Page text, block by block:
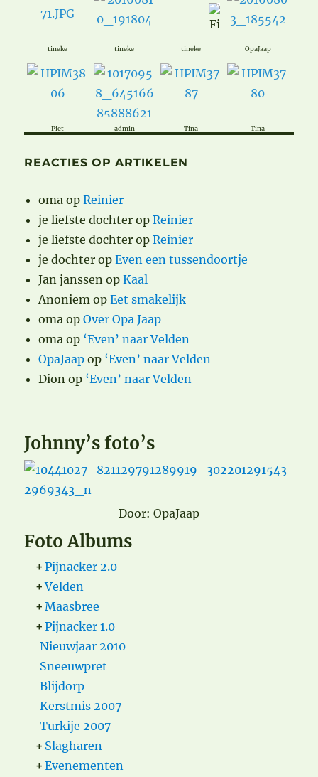
tineke tineke tineke OpaJaap
Piet admin Tina Tina
REACTIES OP ARTIKELEN
oma opReinier
je liefste dochter opReinier
je liefste dochter opReinier
je dochter opEven een tussendoortje
Jan janssen opKaal
Anoniem opEet smakelijk
oma opOver Opa Jaap
oma op ‘Even’ naar Velden
OpaJaap op ‘Even’ naar Velden
Dion op ‘Even’ naar Velden
Johnny’s foto’s
Door: OpaJaap
Foto Albums
+ Pijnacker 2.0
+ Velden
+ Maasbree
+ Pijnacker 1.0
Nieuwjaar 2010
Sneeuwpret
Blijdorp
Kerstmis 2007
Turkije 2007
+ Slagharen
+ Evenementen